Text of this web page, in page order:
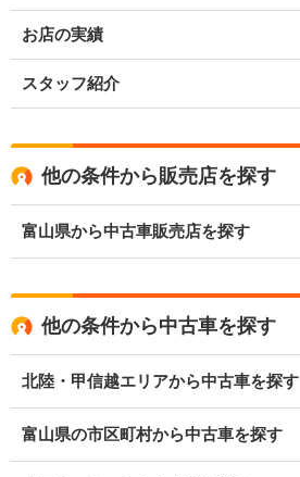
お店の実績
スタッフ紹介
他の条件から販売店を探す
富山県から中古車販売店を探す
他の条件から中古車を探す
北陸・甲信越エリアから中古車を探す
富山県の市区町村から中古車を探す